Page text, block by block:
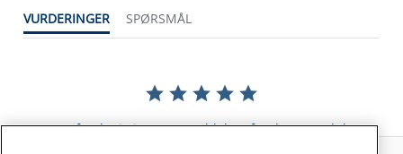
VURDERINGER SPØRSMÅL
Det er foreløpig ingen anmeldelser for dette produktet.
Kundeklubb
Bedrift, barnehage og SFO
1% til samfunnet
Gravidklær
Vask og vedlikehold
EL-retur
Få turinspirasjon og tips her⛰